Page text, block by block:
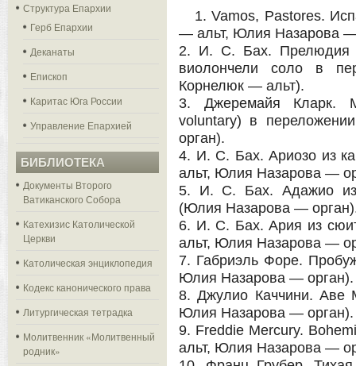
Структура Епархии
Герб Епархии
Деканаты
Епископ
Каритас Юга России
Управление Епархией
БИБЛИОТЕКА
Документы Второго
Ватиканского Собора
Катехизис Католической
Церкви
Католическая энциклопедия
Кодекс канонического права
Литургическая тетрадка
Молитвенник «Молитвенный
родник»
1. Vamos, Pastores.
— альт, Юлия Назарова —
2. И. С. Бах. Прелюдия
виолончели соло в
Корнелюк — альт).
3. Джеремайя Кларк.
voluntary) в
орган).
4. И. С. Бах. Ариозо из
альт, Юлия Назарова —
5. И. С. Бах. Адажио из
(Юлия Назарова —
6. И. С. Бах. Ария из
альт, Юлия Назарова —
7. Габриэль Форе.
Юлия Назарова — орган).
8. Джулио Каччини. Аве
Юлия Назарова — орган).
9. Freddie Mercury.
альт, Юлия Назарова —